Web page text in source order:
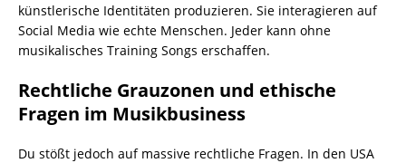
künstlerische Identitäten produzieren. Sie interagieren auf
Social Media wie echte Menschen. Jeder kann ohne
musikalisches Training Songs erschaffen.
Rechtliche Grauzonen und ethische
Fragen im Musikbusiness
Du stößt jedoch auf massive rechtliche Fragen. In den USA